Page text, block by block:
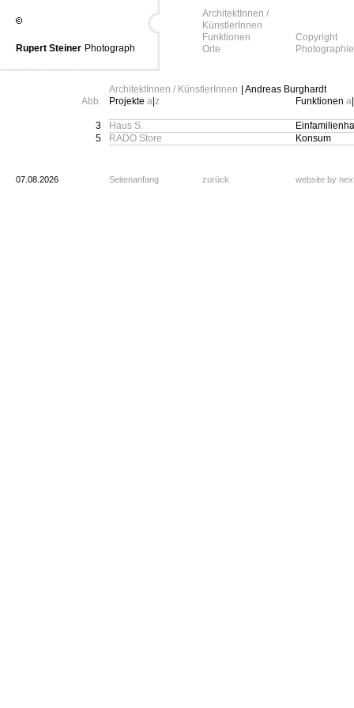
Rupert Steiner Photograph
ArchitektInnen /
KünstlerInnen
Funktionen
Orte
Copyright
Photographie
ArchitektInnen / KünstlerInnen
| Andreas Burghardt
Abb.
Projekte a z Funktionen a
3 Haus S.
5
RADO Store Konsum
07.08.2026 Seitenanfang zurück website by